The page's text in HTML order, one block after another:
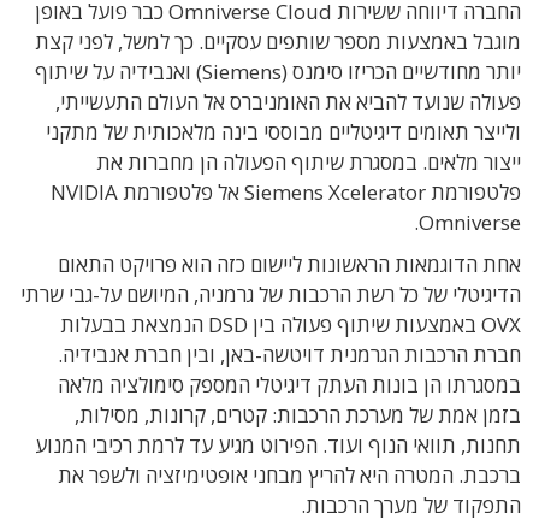
החברה דיווחה ששירות Omniverse Cloud כבר פועל באופן
מוגבל באמצעות מספר שותפים עסקיים. כך למשל, לפני קצת
יותר מחודשיים הכריזו סימנס (Siemens) ואנבידיה על שיתוף
פעולה שנועד להביא את האומניברס אל העולם התעשייתי,
ולייצר תאומים דיגיטליים מבוססי בינה מלאכותית של מתקני
ייצור מלאים. במסגרת שיתוף הפעולה הן מחברות את
פלטפורמת Siemens Xcelerator אל פלטפורמת NVIDIA
Omniverse.
אחת הדוגמאות הראשונות ליישום כזה הוא פרויקט התאום
הדיגיטלי של כל רשת הרכבות של גרמניה, המיושם על-גבי שרתי
OVX באמצעות שיתוף פעולה בין DSD הנמצאת בבעלות
חברת הרכבות הגרמנית דויטשה-באן, ובין חברת אנבידיה.
במסגרתו הן בונות העתק דיגיטלי המספק סימולציה מלאה
בזמן אמת של מערכת הרכבות: קטרים, קרונות, מסילות,
תחנות, תוואי הנוף ועוד. הפירוט מגיע עד לרמת רכיבי המנוע
ברכבת. המטרה היא להריץ מבחני אופטימיזציה ולשפר את
התפקוד של מערך הרכבות.